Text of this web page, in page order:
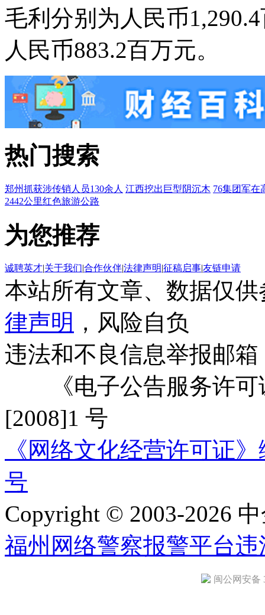
毛利分别为人民币
人民币883.2百万元。
热门搜索
郑州抓获涉传销人员130余人 江西挖出巨型阴沉木 76集团军在
2442公里红色旅游公路
为您推荐
诚聘英才|关于我们|合作伙伴|法律声明|征稿启事|友链申请
本站所有文章、数据仅
律声明 ，风险自负
违法和不良信息举报邮箱
《电子公告服务许可
[2008]1 号
《网络文化经营许可证
号
Copyright © 2003-2026
福州网络警察报警平台违
闽公网安备